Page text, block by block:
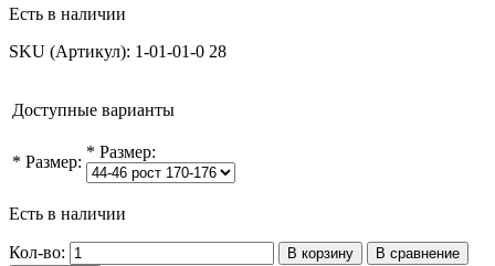
Есть в наличии
SKU (Артикул): 1-01-01-0 28
Доступные варианты
* Размер:
* Размер:
Есть в наличии
Кол-во: В корзину
В сравнение